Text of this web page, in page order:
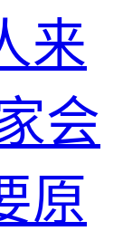
来
会
原